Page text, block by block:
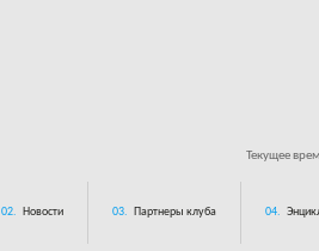
Текущее
02. Новости 03. Партнеры клуба 04.